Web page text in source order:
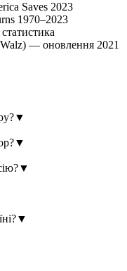
Saves 2023
1970–2023
— оновлення 2021
▼
▼
▼
▼